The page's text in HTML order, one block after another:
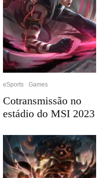
eSports Games
Cotransmissão no
estádio do MSI 2023